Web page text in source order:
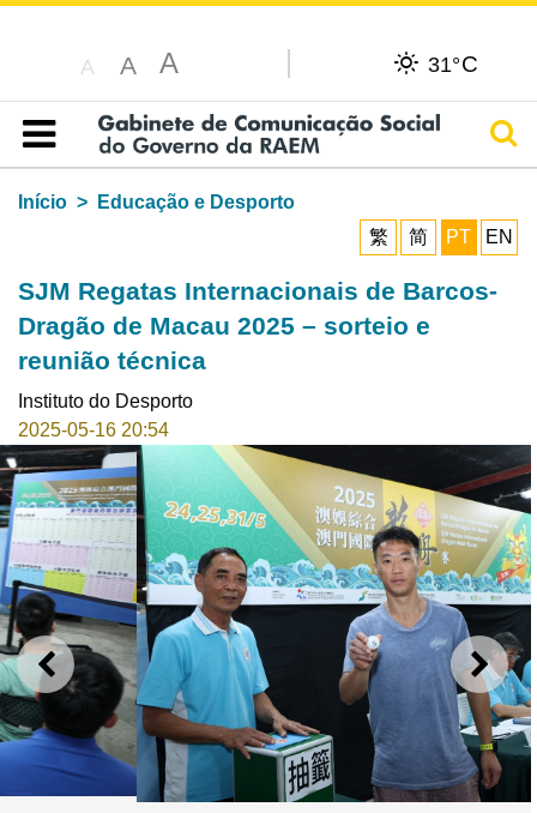
A A A 31°C
Índice
Início
Educação e Desporto
繁
简 PT EN
SJM Regatas Internacionais de Barcos-
Dragão de Macau 2025 – sorteio e
reunião técnica
Instituto do Desporto
2025-05-16 20:54
ANTERIOR